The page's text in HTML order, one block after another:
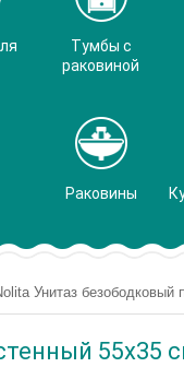
Тумбы с
раковиной
Раковины
Унитаз
55х35